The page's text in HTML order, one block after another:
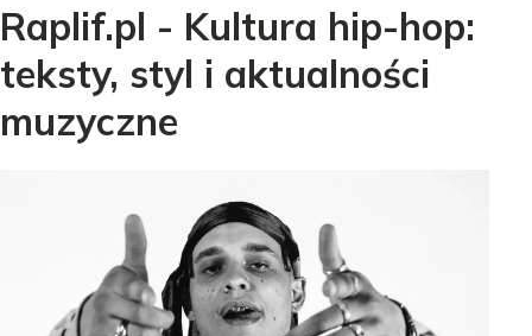
Raplif.pl - Kultura hip-hop:
teksty, styl i aktualności
muzyczne